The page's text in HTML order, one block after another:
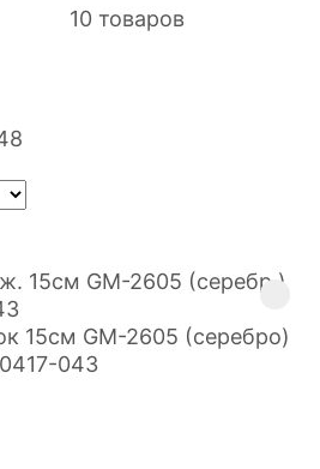
10 товаров
15см GM-2605 (серебро)
043